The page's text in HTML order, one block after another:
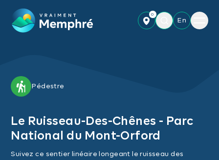
0
En
Menu
Pédestre
Le Ruisseau-Des-Chênes - Parc
National du Mont-Orford
Suivez ce sentier linéaire longeant le ruisseau des